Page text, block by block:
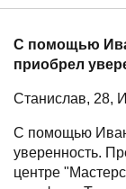
С помощью
приобрел
Станислав, 28,
С помощью
уверенность.
центре